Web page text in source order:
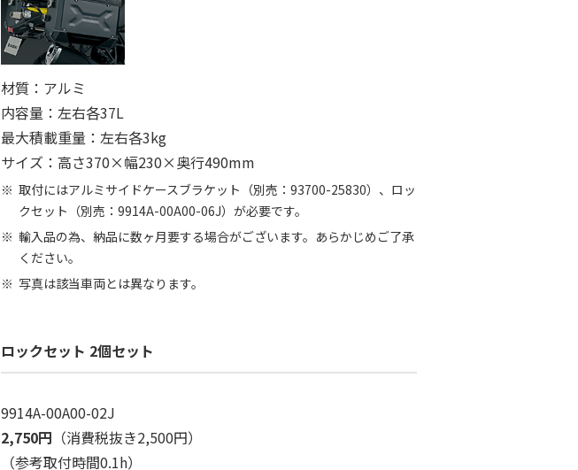
材質：アルミ
内容量：左右各37L
最大積載重量：左右各3kg
サイズ：高さ370×幅230×奥行490mm
取付にはアルミサイドケースブラケット（別売：93700-25830）、ロッ
クセット（別売：9914A-00A00-06J）が必要です。
輸入品の為、納品に数ヶ月要する場合がございます。あらかじめご了承
ください。
写真は該当車両とは異なります。
ロックセット 2個セット
9914A-00A00-02J
2,750円 （消費税抜き2,500円）
（参考取付時間0.1h）